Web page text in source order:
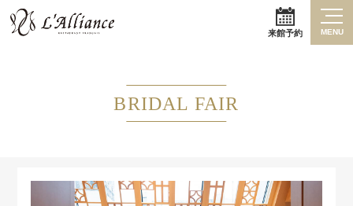
来館予約 MENU
BRIDAL FAIR